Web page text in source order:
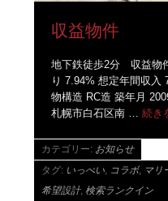
収益物件
地下鉄徒歩2分 収益物
り 7.94% 想定年間収入
物構造 RC造 築年月
札幌市白石区南 …続き
カテゴリー: お知らせ
タグ: いっぺい, コラボ, マリ
希望設計,検索ランクイン